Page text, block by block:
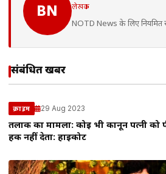
BN लेखक
NOTD News के लिए नियमित
संबंधित खबरें
क्राइम 29 Aug 2023
तलाक का मामला: कोई भी कानून पत्नी को
हक नहीं देता: हाईकोर्ट